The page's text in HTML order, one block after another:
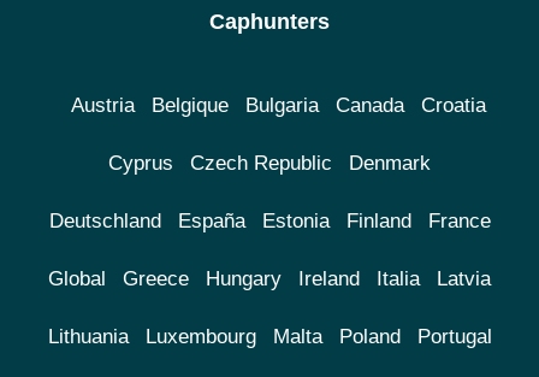
Caphunters
Austria Belgique Bulgaria Canada Croatia
Cyprus Czech Republic Denmark
Deutschland España Estonia Finland France
Global Greece Hungary Ireland Italia Latvia
Lithuania Luxembourg Malta Poland Portugal